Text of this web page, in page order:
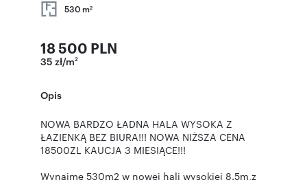
530 m2
18 500 PLN
35 zł/m2
Opis
NOWA BARDZO ŁADNA HALA WYSOKA Z
ŁAZIENKĄ BEZ BIURA!!! NOWA NIŻSZA CENA
18500ZL KAUCJA 3 MIESIĄCE!!!
Wynajmę 530m2 w nowej hali wysokiej 8.5m,z